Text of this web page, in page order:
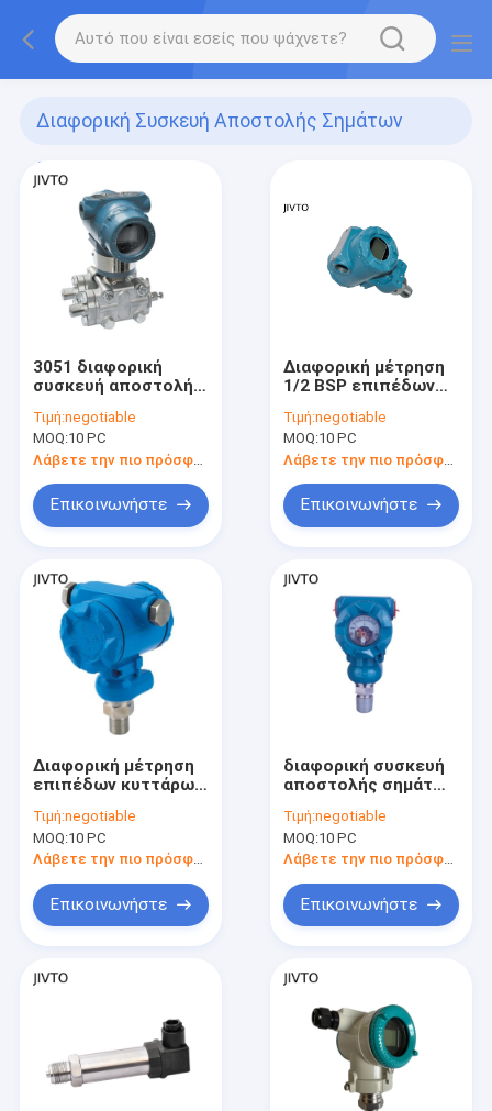
Διαφορική Συσκευή Αποστολής Σημάτων
Πίεσης
3051 διαφορική
συσκευή αποστολής
Τιμή:negotiable
MOQ:10 PC
Λάβετε την πιο πρόσφατη τιμή
Επικοινωνήστε
Διαφορική μέτρηση
1/2 BSP επιπέδων
αποστολής σημάτων
πίεσης 60000KPA
36VDC
Τιμή:negotiable
MOQ:10 PC
Επικοινωνήστε
Διαφορική μέτρηση
επιπέδων κυττάρων
αποστολής σημάτων
πίεσης 36VDC 20mA
SS316L
Τιμή:negotiable
MOQ:10 PC
Λάβετε την πιο πρόσφατη τιμή
Επικοινωνήστε
διαφορική συσκευή
αποστολής σημάτων
1/2 NPT διαφορικός
μετατροπέας πίεσης
Τιμή:negotiable
MOQ:10 PC
Επικοινωνήστε